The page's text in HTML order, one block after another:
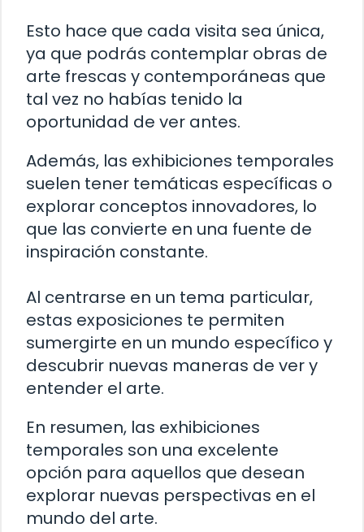
Esto hace que cada visita sea única,
ya que podrás contemplar obras de
arte frescas y contemporáneas que
tal vez no habías tenido la
oportunidad de ver antes.
Además, las exhibiciones temporales
suelen tener temáticas específicas o
explorar conceptos innovadores, lo
que las convierte en una fuente de
inspiración constante.
Al centrarse en un tema particular,
estas exposiciones te permiten
sumergirte en un mundo específico y
descubrir nuevas maneras de ver y
entender el arte.
En resumen, las exhibiciones
temporales son una excelente
opción para aquellos que desean
explorar nuevas perspectivas en el
mundo del arte.